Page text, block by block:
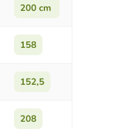
200 cm
158
152,5
208